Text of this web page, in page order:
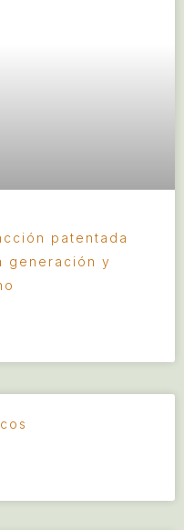
patentada
generación y